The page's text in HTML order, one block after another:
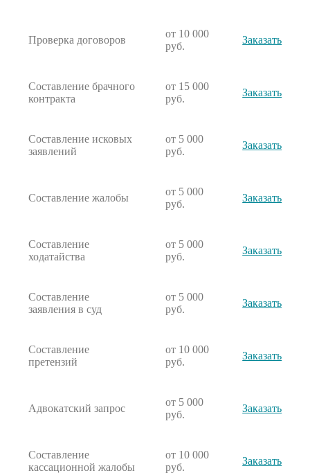
Проверка договоров
от 10 000
руб.
Заказать
Составление брачного
контракта
от 15 000
руб.
Заказать
Составление исковых
заявлений
от 5 000
руб.
Заказать
Составление жалобы
от 5 000
руб.
Заказать
Составление
ходатайства
от 5 000
руб.
Заказать
Составление
заявления в суд
от 5 000
руб.
Заказать
Составление
претензий
от 10 000
руб.
Заказать
Адвокатский запрос
от 5 000
руб.
Заказать
Составление
кассационной жалобы
от 10 000
руб.
Заказать